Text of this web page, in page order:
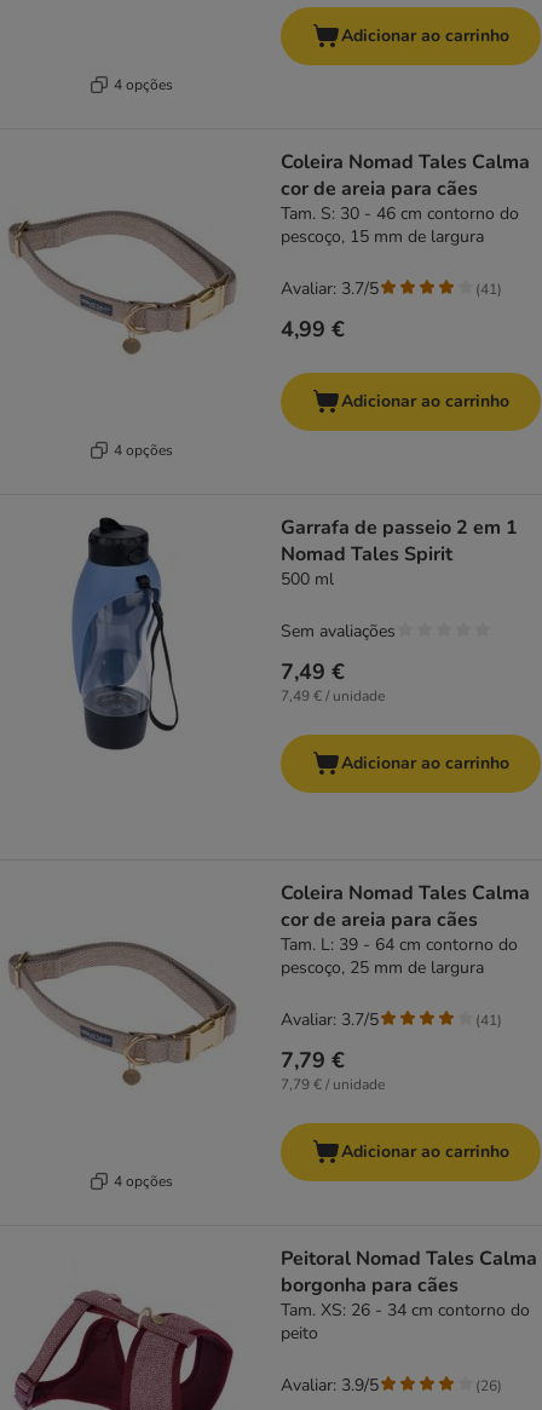
4 opções
Adicionar ao carrinho
4 opções
Coleira Nomad Tales Calma
cor de areia para cães
Tam. S: 30 - 46 cm contorno do
pescoço, 15 mm de largura
4,99 €
Avaliar: 3.7/5 (41)
Adicionar ao carrinho
Garrafa de passeio 2 em 1
Nomad Tales Spirit
500 ml
7,49 €
7,49 € / unidade
Sem avaliações
Adicionar ao carrinho
4 opções
Coleira Nomad Tales Calma
cor de areia para cães
Tam. L: 39 - 64 cm contorno do
pescoço, 25 mm de largura
7,79 €
7,79 € / unidade
Avaliar: 3.7/5 (41)
Adicionar ao carrinho
Peitoral Nomad Tales Calma
borgonha para cães
Tam. XS: 26 - 34 cm contorno do
peito
Avaliar: 3.9/5 (26)